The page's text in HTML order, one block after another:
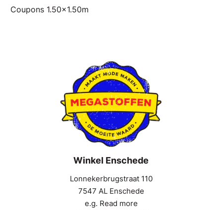
Coupons 1.50x1.50m
Winkel Enschede
Lonnekerbrugstraat 110
7547 AL Enschede
e.g. Read more